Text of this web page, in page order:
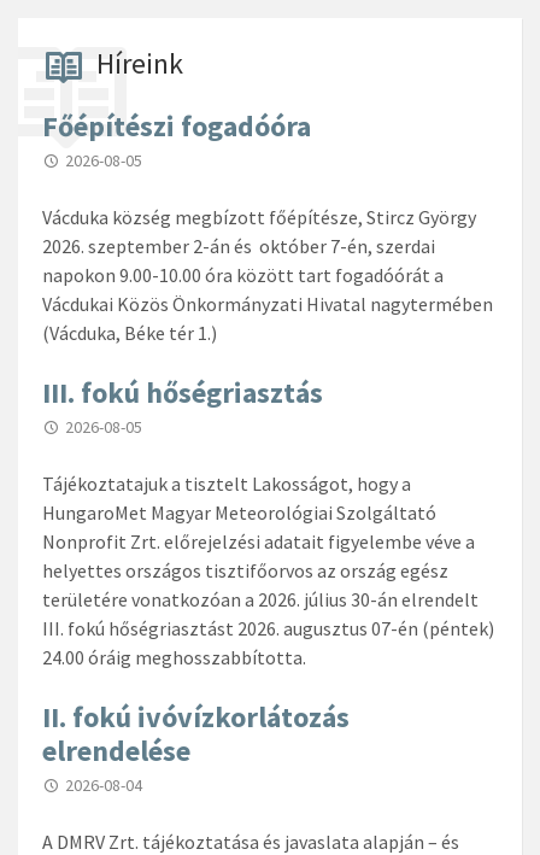
Híreink
Főépítészi fogadóóra
2026-08-05
Vácduka község megbízott főépítésze, Stircz György
2026. szeptember 2-án és október 7-én, szerdai
napokon 9.00-10.00 óra között tart fogadóórát a
Vácdukai Közös Önkormányzati Hivatal nagytermében
(Vácduka, Béke tér 1.)
III. fokú hőségriasztás
2026-08-05
Tájékoztatajuk a tisztelt Lakosságot, hogy a
HungaroMet Magyar Meteorológiai Szolgáltató
Nonprofit Zrt. előrejelzési adatait figyelembe véve a
helyettes országos tisztifőorvos az ország egész
területére vonatkozóan a 2026. július 30-án elrendelt
III. fokú hőségriasztást 2026. augusztus 07-én (péntek)
24.00 óráig meghosszabbította.
II. fokú ivóvízkorlátozás
elrendelése
2026-08-04
A DMRV Zrt. tájékoztatása és javaslata alapján – és